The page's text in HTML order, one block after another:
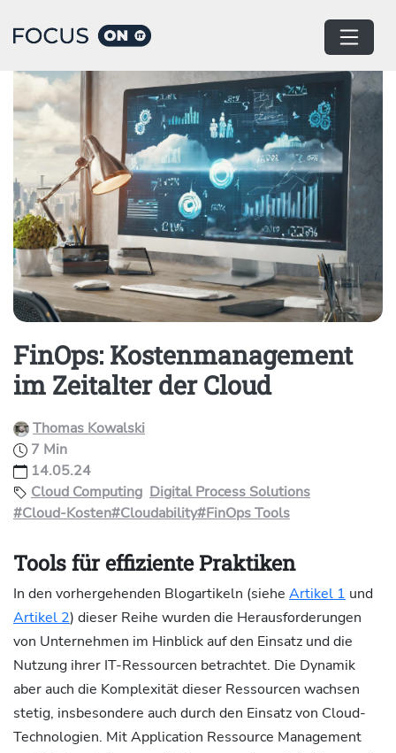
Home Digital Process Solutions
FinOps: Kostenmanagement
im Zeitalter der Cloud
Thomas Kowalski
7 Min
14.05.24
Cloud Computing Digital Process Solutions
#Cloud-Kosten#Cloudability#FinOps Tools
Tools für effiziente Praktiken
In den vorhergehenden Blogartikeln (siehe Artikel 1 und
Artikel 2) dieser Reihe wurden die Herausforderungen
von Unternehmen im Hinblick auf den Einsatz und die
Nutzung ihrer IT-Ressourcen betrachtet. Die Dynamik
aber auch die Komplexität dieser Ressourcen wachsen
stetig, insbesondere auch durch den Einsatz von Cloud-
Technologien. Mit Application Ressource Management